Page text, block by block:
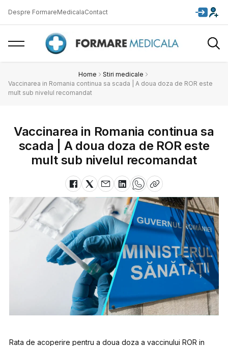
Despre FormareMedicalaContact
Home
Stiri medicale
Vaccinarea in Romania continua sa scada | A doua doza de ROR este
mult sub nivelul recomandat
Vaccinarea in Romania continua sa
scada | A doua doza de ROR este
mult sub nivelul recomandat
Rata de acoperire pentru a doua doza a vaccinului ROR in